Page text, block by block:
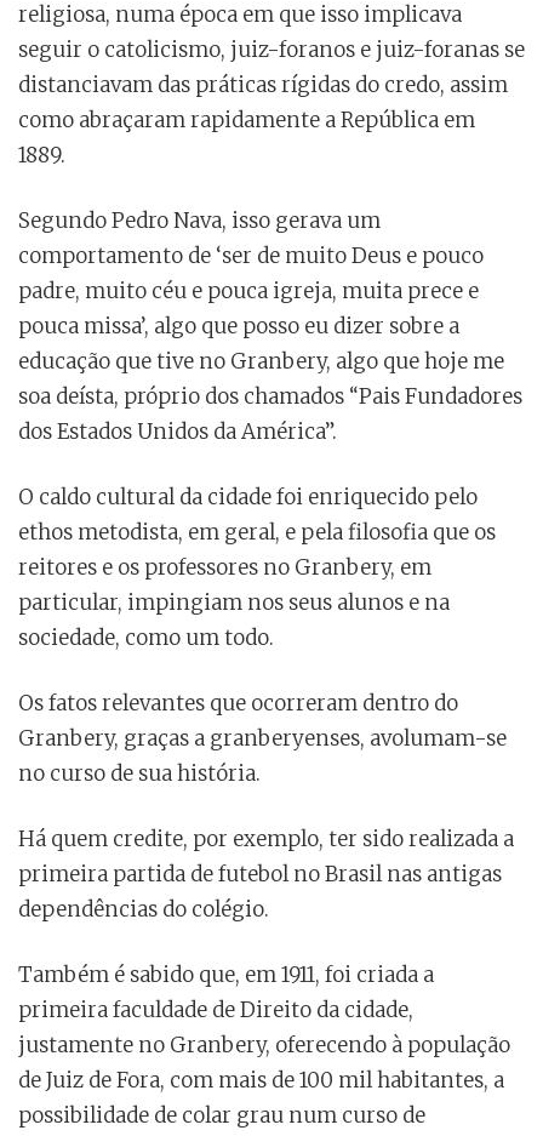
religiosa, numa época em que isso implicava
seguir o catolicismo, juiz-foranos e juiz-foranas se
distanciavam das práticas rígidas do credo, assim
como abraçaram rapidamente a República em
1889.
Segundo Pedro Nava, isso gerava um
comportamento de ‘ser de muito Deus e pouco
padre, muito céu e pouca igreja, muita prece e
pouca missa’, algo que posso eu dizer sobre a
educação que tive no Granbery, algo que hoje me
soa deísta, próprio dos chamados “Pais Fundadores
dos Estados Unidos da América”.
O caldo cultural da cidade foi enriquecido pelo
ethos metodista, em geral, e pela filosofia que os
reitores e os professores no Granbery, em
particular, impingiam nos seus alunos e na
sociedade, como um todo.
Os fatos relevantes que ocorreram dentro do
Granbery, graças a granberyenses, avolumam-se
no curso de sua história.
Há quem credite, por exemplo, ter sido realizada a
primeira partida de futebol no Brasil nas antigas
dependências do colégio.
Também é sabido que, em 1911, foi criada a
primeira faculdade de Direito da cidade,
justamente no Granbery, oferecendo à população
de Juiz de Fora, com mais de 100 mil habitantes, a
possibilidade de colar grau num curso de